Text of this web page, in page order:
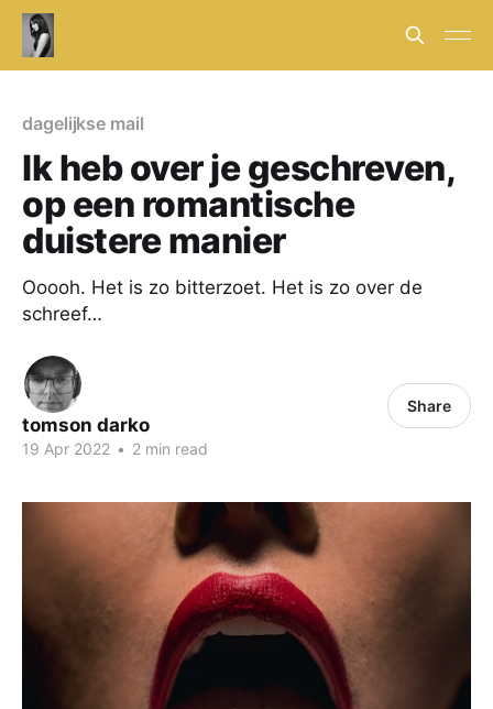
dagelijkse mail
Ik heb over je geschreven,
op een romantische
duistere manier​
Ooooh. Het is zo bitterzoet. Het is zo over de
schreef…
tomson darko
19 Apr 2022 • 2 min read
Share